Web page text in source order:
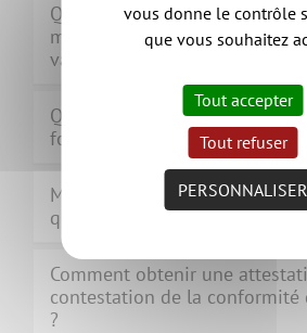
Quelle demande déposer en
modifications du permis en
validité ?
Quelle formalité devez-vous
fois que les travaux sont
Mon projet de construction est
quand dois-je venir la
Comment obtenir une
contestation de la conformité
?
vous donne le contrôle
que vous souhaitez
Tout accepter
Tout refuser
PERSONNALISER